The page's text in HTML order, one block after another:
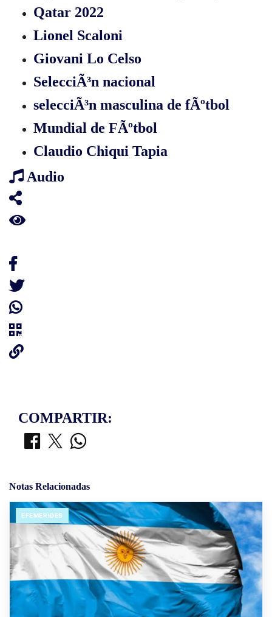
Qatar 2022
Lionel Scaloni
Giovani Lo Celso
SelecciÃ³n nacional
selecciÃ³n masculina de fÃºtbol
Mundial de FÃºtbol
Claudio Chiqui Tapia
Audio
COMPARTIR:
Notas Relacionadas
EFEMERIDES